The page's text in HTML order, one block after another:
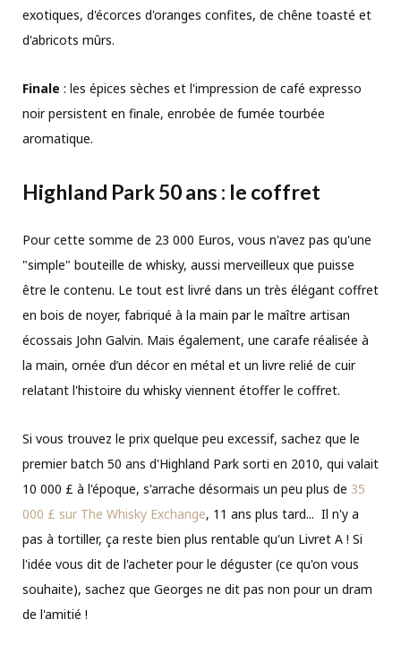
exotiques, d'écorces d'oranges confites, de chêne toasté et
d'abricots mûrs.
Finale : les épices sèches et l'impression de café expresso
noir persistent en finale, enrobée de fumée tourbée
aromatique.
Highland Park 50 ans : le coffret
Pour cette somme de 23 000 Euros, vous n'avez pas qu'une
"simple" bouteille de whisky, aussi merveilleux que puisse
être le contenu. Le tout est livré dans un très élégant coffret
en bois de noyer, fabriqué à la main par le maître artisan
écossais John Galvin. Mais également, une carafe réalisée à
la main, ornée d’un décor en métal et un livre relié de cuir
relatant l'histoire du whisky viennent étoffer le coffret.
Si vous trouvez le prix quelque peu excessif, sachez que le
premier batch 50 ans d'Highland Park sorti en 2010, qui valait
10 000 £ à l'époque, s'arrache désormais un peu plus de 35
000 £ sur The Whisky Exchange, 11 ans plus tard... Il n'y a
pas à tortiller, ça reste bien plus rentable qu'un Livret A ! Si
l'idée vous dit de l'acheter pour le déguster (ce qu'on vous
souhaite), sachez que Georges ne dit pas non pour un dram
de l'amitié !